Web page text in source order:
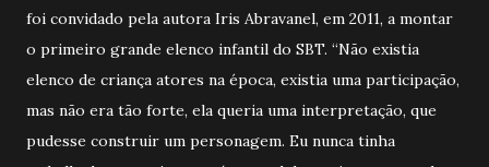
foi convidado pela autora Iris Abravanel, em 2011, a montar
o primeiro grande elenco infantil do SBT. “Não existia
elenco de criança atores na época, existia uma participação,
mas não era tão forte, ela queria uma interpretação, que
pudesse construir um personagem. Eu nunca tinha